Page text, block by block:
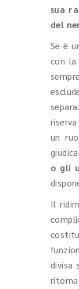
sua
del
Se è
con la
un
o gli
Il
divisa
ritorna